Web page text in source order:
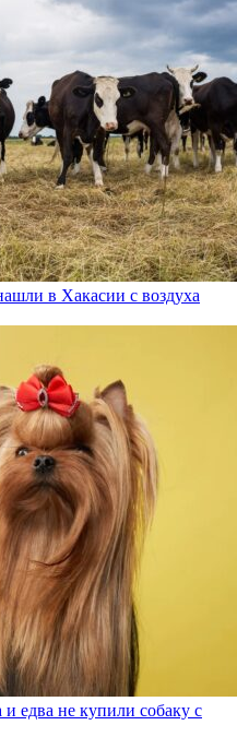
в Хакасии с воздуха
едва не купили собаку с